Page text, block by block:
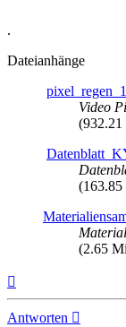
.
Dateianhänge
Video
(932.21
(163.85
(2.65
Antworten